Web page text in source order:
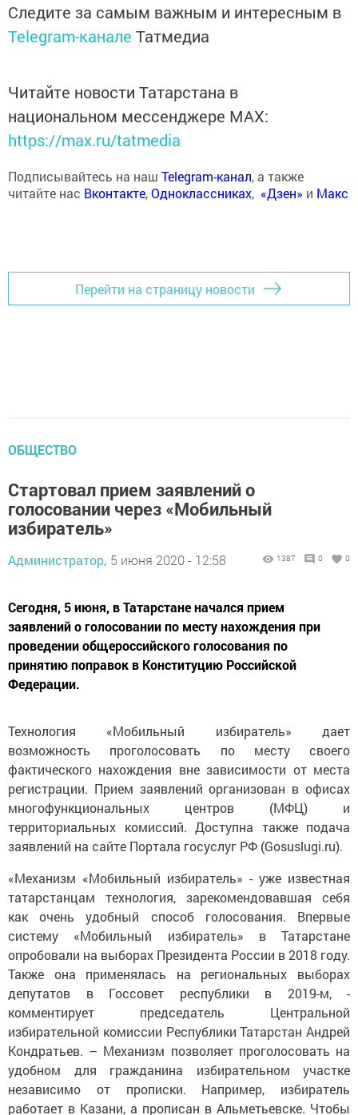
Следите за самым важным и интересным в
Telegram-канале Татмедиа
Читайте новости Татарстана в
национальном мессенджере MАХ:
https://max.ru/tatmedia
Подписывайтесь на наш Telegram-канал, а также
читайте нас Вконтакте,Одноклассниках, «Дзен» и Макс
Перейти на страницу новости
ОБЩЕСТВО
Стартовал прием заявлений о
голосовании через «Мобильный
избиратель»
Администратор, 5 июня 2020 - 12:58 1387 0 0
Сегодня, 5 июня, в Татарстане начался прием
заявлений о голосовании по месту нахождения при
проведении общероссийского голосования по
принятию поправок в Конституцию Российской
Федерации.
Технология «Мобильный избиратель» дает
возможность проголосовать по месту своего
фактического нахождения вне зависимости от места
регистрации. Прием заявлений организован в офисах
многофункциональных центров (МФЦ) и
территориальных комиссий. Доступна также подача
заявлений на сайте Портала госуслуг РФ (Gosuslugi.ru).
«Механизм «Мобильный избиратель» - уже известная
татарстанцам технология, зарекомендовавшая себя
как очень удобный способ голосования. Впервые
систему «Мобильный избиратель» в Татарстане
опробовали на выборах Президента России в 2018 году.
Также она применялась на региональных выборах
депутатов в Госсовет республики в 2019-м, -
комментирует председатель Центральной
избирательной комиссии Республики Татарстан Андрей
Кондратьев. – Механизм позволяет проголосовать на
удобном для гражданина избирательном участке
независимо от прописки. Например, избиратель
работает в Казани, а прописан в Альметьевске. Чтобы